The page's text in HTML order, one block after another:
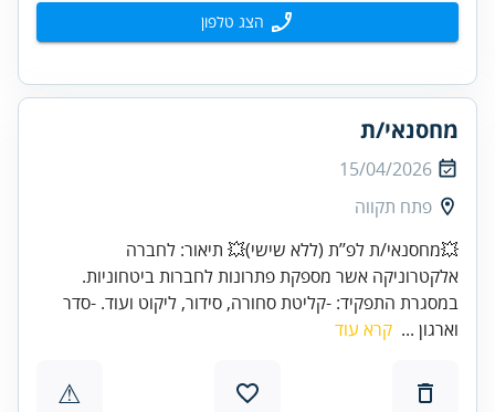
הצג טלפון
מחסנאי/ת
15/04/2026
פתח תקווה
💥מחסנאי/ת לפ’’ת (ללא שישי)💥 תיאור: לחברה
אלקטרוניקה אשר מספקת פתרונות לחברות ביטחוניות.
במסגרת התפקיד: -קליטת סחורה, סידור, ליקוט ועוד. -סדר
וארגון ... קרא עוד
⚠